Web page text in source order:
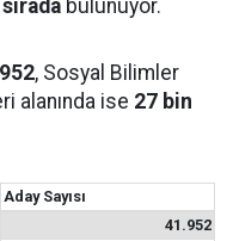
bulunuyor.
, Sosyal Bilimler
alanında ise 27 bin
Aday Sayısı
41.952